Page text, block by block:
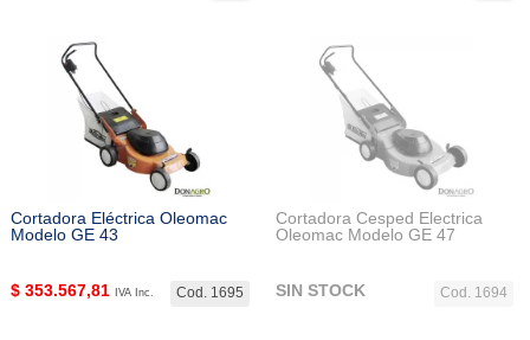
Cortadora Eléctrica Oleomac
Modelo GE 43
Cod. 1695
$ 353.567,81 IVA Inc.
Cortadora Cesped Electrica
Oleomac Modelo GE 47
Cod. 1694
SIN STOCK